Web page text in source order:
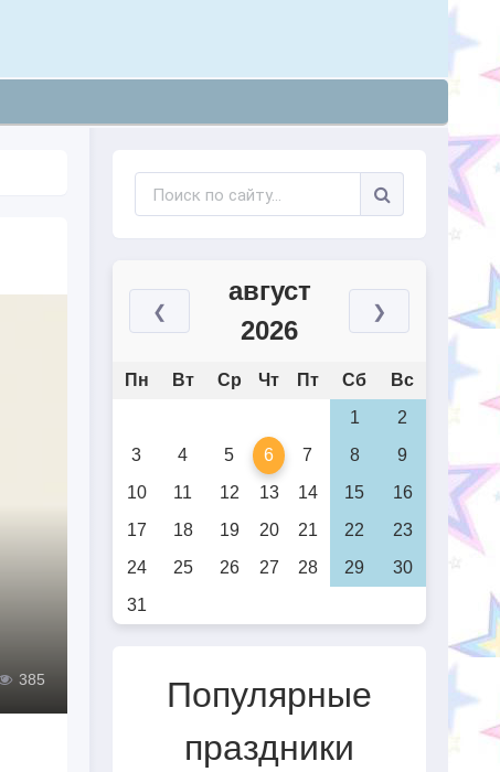
385
❮
август
2026
❯
Пн Вт Ср Чт Пт Сб
Вс
1
2
3
4 5 6 7 8
9
10
11 12 13 14 15
16
17
18 19 20 21 22
23
24
25 26 27 28 29
30
31
Популярные
праздники